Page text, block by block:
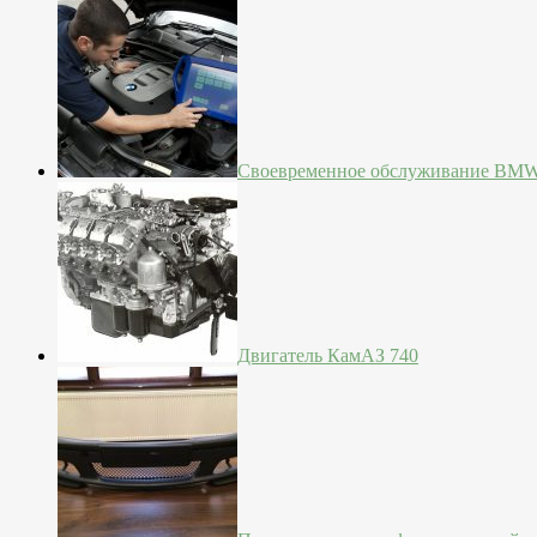
Своевременное обслуживание
Двигатель КамАЗ 740